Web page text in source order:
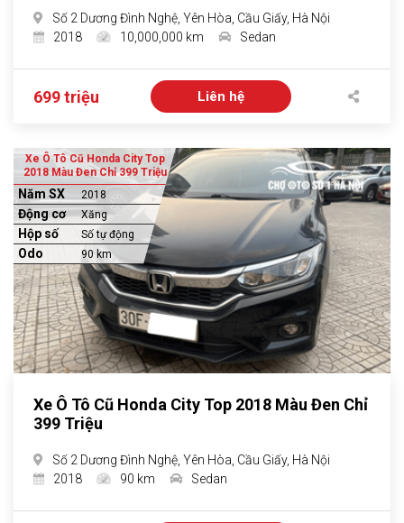
Số 2 Dương Đình Nghệ, Yên Hòa, Cầu Giấy, Hà Nội
2018
10,000,000 km Sedan
699 triệu Liên hệ
Xe Ô Tô Cũ Honda City Top
2018 Màu Đen Chỉ 399 Triệu
Năm SX 2018
Động cơ Xăng
Hộp số Số tự động
Odo 90 km
Xe Ô Tô Cũ Honda City Top 2018 Màu Đen Chỉ
399 Triệu
Số 2 Dương Đình Nghệ, Yên Hòa, Cầu Giấy, Hà Nội
2018
90 km Sedan